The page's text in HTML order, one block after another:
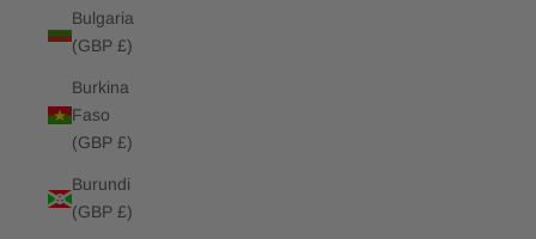
Bulgaria
(GBP £)
Burkina
Faso
(GBP £)
Burundi
(GBP £)